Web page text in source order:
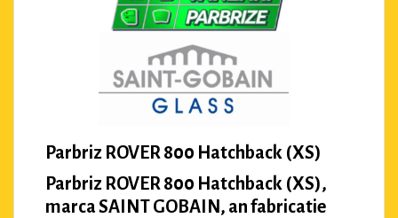
Parbriz ROVER 800 Hatchback (XS)
Parbriz ROVER 800 Hatchback (XS),
marca SAINT GOBAIN, an fabricatie